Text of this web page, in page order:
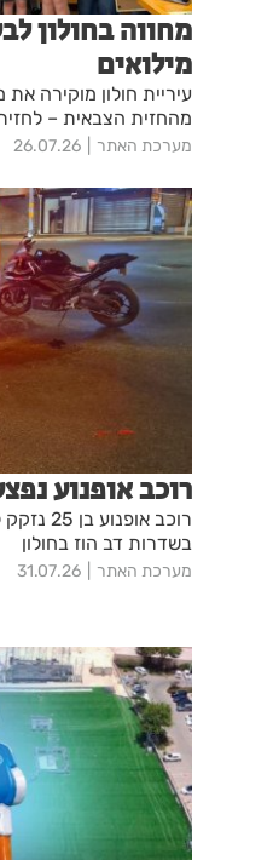
מחווה בחולון
מילואים
עיריית חולון מוקירה
מהחזית הצבאית –
מערכת האתר 26.07.26
רוכב אופנוע
רוכב
בשדרות דב הוז בחולון
מערכת האתר 31.07.26